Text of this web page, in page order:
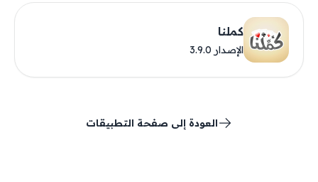
كملنا
الإصدار 3.9.0
العودة إلى صفحة التطبيقات